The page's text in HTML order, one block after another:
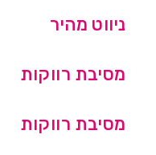
ניווט מהיר
מסיבת רווקות
מסיבת רווקות